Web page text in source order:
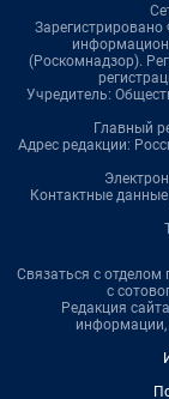
(Роскомнадзор).
Учредитель:
Главный
Адрес редакции:
Контактные
Связаться с отделом
с
Редакция
информации,